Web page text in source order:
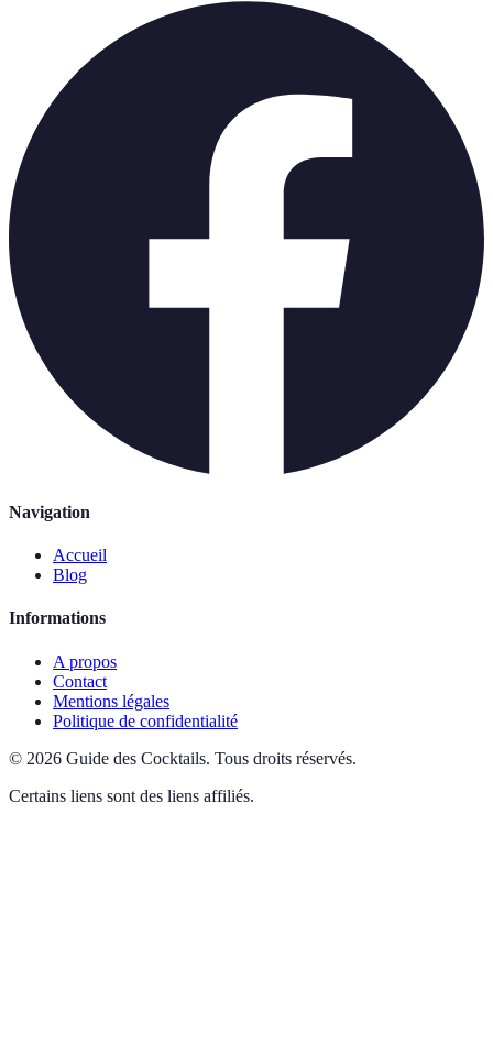
Navigation
Accueil
Blog
Informations
A propos
Contact
Mentions légales
Politique de confidentialité
© 2026 Guide des Cocktails. Tous droits réservés.
Certains liens sont des liens affiliés.